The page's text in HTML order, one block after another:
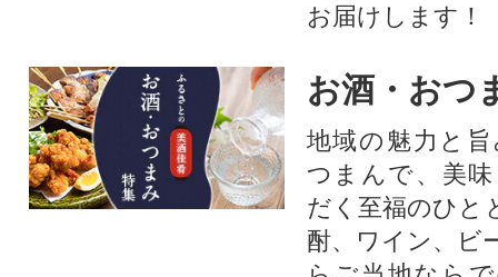
お届けします！
お酒・おつ
地域の魅力と
つまんで、美
だく至福のひと
酎、ワイン、ビ